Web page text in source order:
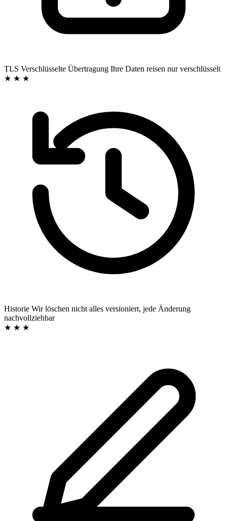
TLS Verschlüsselte Übertragung Ihre Daten reisen nur verschlüsselt
★ ★ ★
Historie Wir löschen nicht alles versioniert, jede Änderung
nachvollziehbar
★ ★ ★